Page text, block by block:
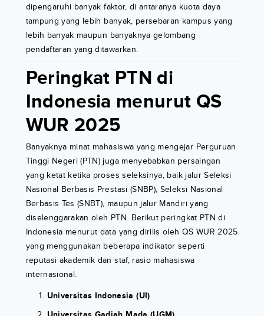
dipengaruhi banyak faktor, di antaranya kuota daya
tampung yang lebih banyak, persebaran kampus yang
lebih banyak maupun banyaknya gelombang
pendaftaran yang ditawarkan.
Peringkat PTN di
Indonesia menurut QS
WUR 2025
Banyaknya minat mahasiswa yang mengejar Perguruan
Tinggi Negeri (PTN) juga menyebabkan persaingan
yang ketat ketika proses seleksinya, baik jalur Seleksi
Nasional Berbasis Prestasi (SNBP), Seleksi Nasional
Berbasis Tes (SNBT), maupun jalur Mandiri yang
diselenggarakan oleh PTN. Berikut peringkat PTN di
Indonesia menurut data yang dirilis oleh QS WUR 2025
yang menggunakan beberapa indikator seperti
reputasi akademik dan staf, rasio mahasiswa
internasional.
Universitas Indonesia (UI)